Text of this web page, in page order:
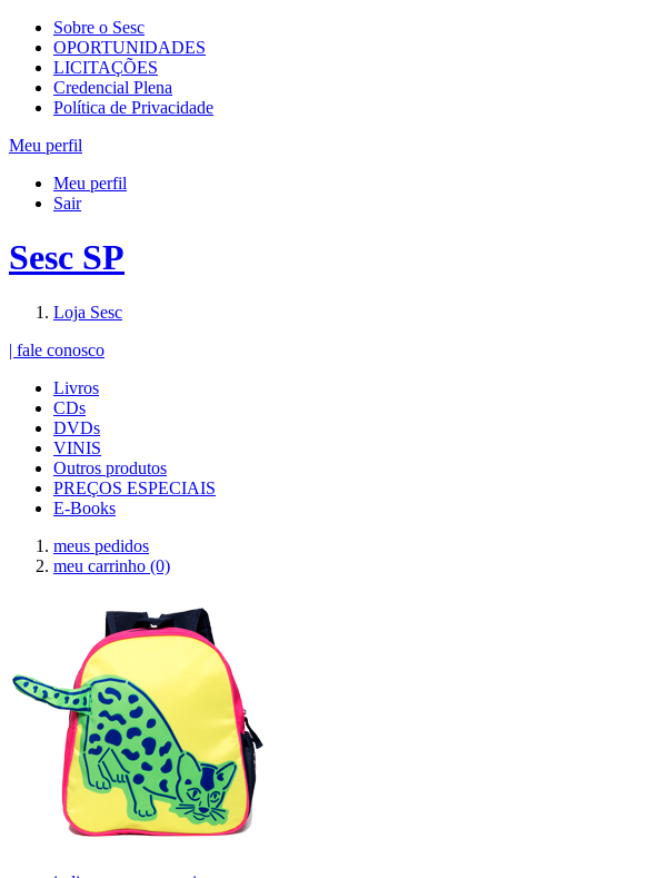
Sobre o Sesc
OPORTUNIDADES
LICITAÇÕES
Credencial Plena
Política de Privacidade
Meu perfil
Meu perfil
Sair
Sesc SP
Loja Sesc
| fale conosco
Livros
CDs
DVDs
VINIS
Outros produtos
PREÇOS ESPECIAIS
E-Books
meus pedidos
meu carrinho (0)